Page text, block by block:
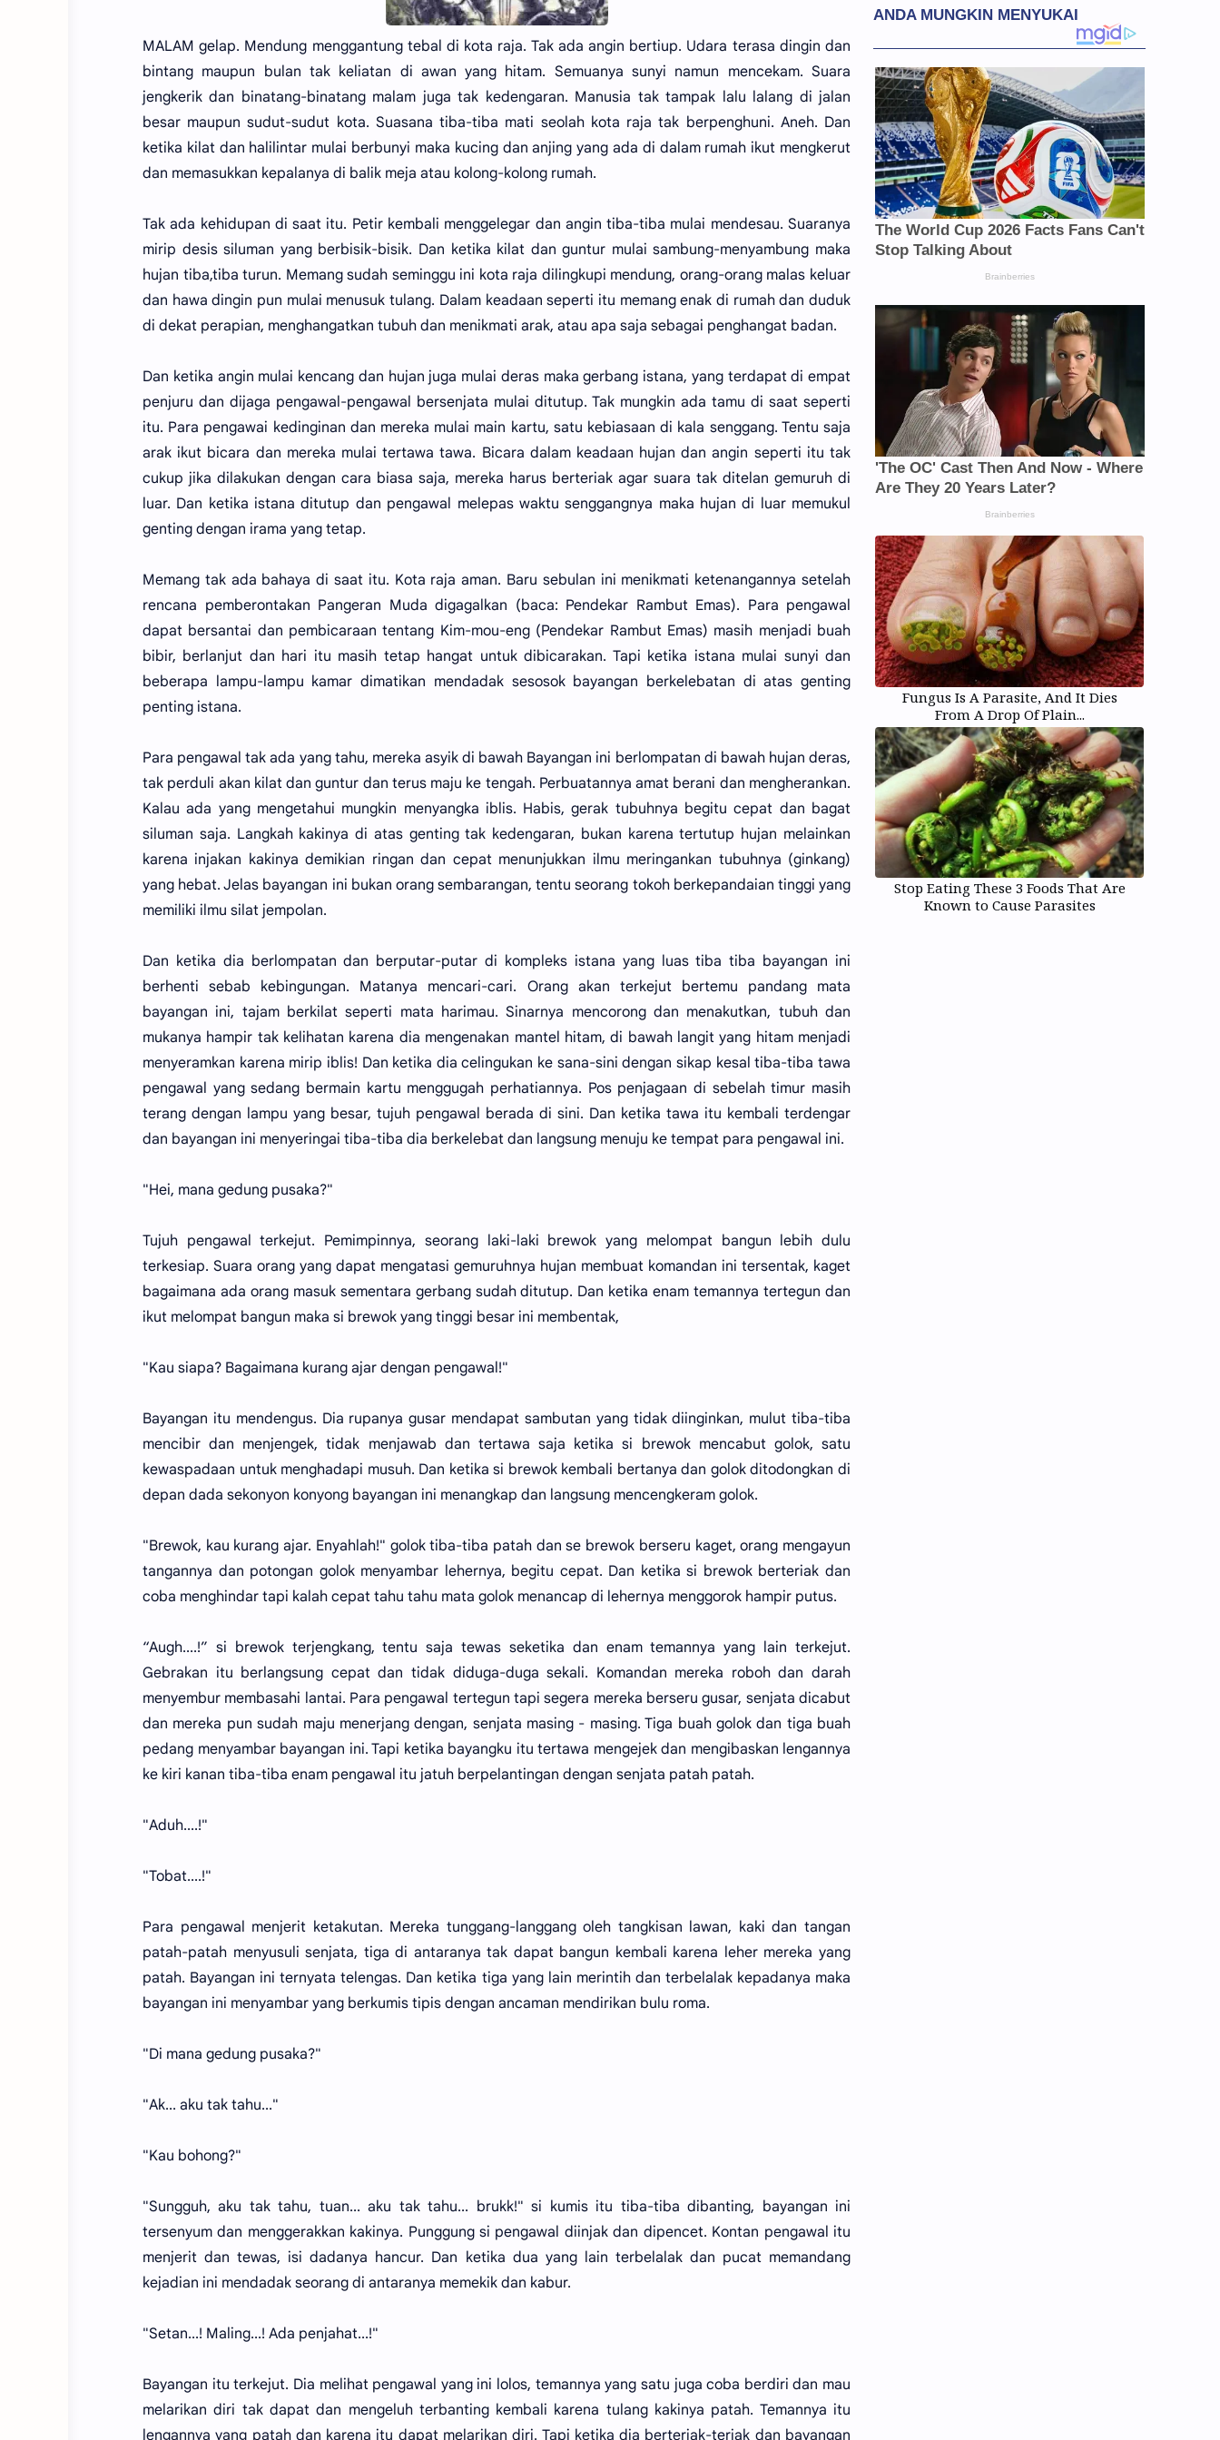
MALAM gelap. Mendung menggantung tebal di kota raja. Tak ada angin bertiup. Udara terasa dingin dan
bintang maupun bulan tak keliatan di awan yang hitam. Semuanya sunyi namun mencekam. Suara
jengkerik dan binatang-binatang malam juga tak kedengaran. Manusia tak tampak lalu lalang di jalan
besar maupun sudut-sudut kota. Suasana tiba-tiba mati seolah kota raja tak berpenghuni. Aneh. Dan
ketika kilat dan halilintar mulai berbunyi maka kucing dan anjing yang ada di dalam rumah ikut mengkerut
dan memasukkan kepalanya di balik meja atau kolong-kolong rumah.
Tak ada kehidupan di saat itu. Petir kembali menggelegar dan angin tiba-tiba mulai mendesau. Suaranya
mirip desis siluman yang berbisik-bisik. Dan ketika kilat dan guntur mulai sambung-menyambung maka
hujan tiba,tiba turun. Memang sudah seminggu ini kota raja dilingkupi mendung, orang-orang malas keluar
dan hawa dingin pun mulai menusuk tulang. Dalam keadaan seperti itu memang enak di rumah dan duduk
di dekat perapian, menghangatkan tubuh dan menikmati arak, atau apa saja sebagai penghangat badan.
Dan ketika angin mulai kencang dan hujan juga mulai deras maka gerbang istana, yang terdapat di empat
penjuru dan dijaga pengawal-pengawal bersenjata mulai ditutup. Tak mungkin ada tamu di saat seperti
itu. Para pengawai kedinginan dan mereka mulai main kartu, satu kebiasaan di kala senggang. Tentu saja
arak ikut bicara dan mereka mulai tertawa tawa. Bicara dalam keadaan hujan dan angin seperti itu tak
cukup jika dilakukan dengan cara biasa saja, mereka harus berteriak agar suara tak ditelan gemuruh di
luar. Dan ketika istana ditutup dan pengawal melepas waktu senggangnya maka hujan di luar memukul
genting dengan irama yang tetap.
Memang tak ada bahaya di saat itu. Kota raja aman. Baru sebulan ini menikmati ketenangannya setelah
rencana pemberontakan Pangeran Muda digagalkan (baca: Pendekar Rambut Emas). Para pengawal
dapat bersantai dan pembicaraan tentang Kim-mou-eng (Pendekar Rambut Emas) masih menjadi buah
bibir, berlanjut dan hari itu masih tetap hangat untuk dibicarakan. Tapi ketika istana mulai sunyi dan
beberapa lampu-lampu kamar dimatikan mendadak sesosok bayangan berkelebatan di atas genting
penting istana.
Para pengawal tak ada yang tahu, mereka asyik di bawah Bayangan ini berlompatan di bawah hujan deras,
tak perduli akan kilat dan guntur dan terus maju ke tengah. Perbuatannya amat berani dan mengherankan.
Kalau ada yang mengetahui mungkin menyangka iblis. Habis, gerak tubuhnya begitu cepat dan bagat
siluman saja. Langkah kakinya di atas genting tak kedengaran, bukan karena tertutup hujan melainkan
karena injakan kakinya demikian ringan dan cepat menunjukkan ilmu meringankan tubuhnya (ginkang)
yang hebat. Jelas bayangan ini bukan orang sembarangan, tentu seorang tokoh berkepandaian tinggi yang
memiliki ilmu silat jempolan.
Dan ketika dia berlompatan dan berputar-putar di kompleks istana yang luas tiba tiba bayangan ini
berhenti sebab kebingungan. Matanya mencari-cari. Orang akan terkejut bertemu pandang mata
bayangan ini, tajam berkilat seperti mata harimau. Sinarnya mencorong dan menakutkan, tubuh dan
mukanya hampir tak kelihatan karena dia mengenakan mantel hitam, di bawah langit yang hitam menjadi
menyeramkan karena mirip iblis! Dan ketika dia celingukan ke sana-sini dengan sikap kesal tiba-tiba tawa
pengawal yang sedang bermain kartu menggugah perhatiannya. Pos penjagaan di sebelah timur masih
terang dengan lampu yang besar, tujuh pengawal berada di sini. Dan ketika tawa itu kembali terdengar
dan bayangan ini menyeringai tiba-tiba dia berkelebat dan langsung menuju ke tempat para pengawal ini.
"Hei, mana gedung pusaka?"
Tujuh pengawal terkejut. Pemimpinnya, seorang laki-laki brewok yang melompat bangun lebih dulu
terkesiap. Suara orang yang dapat mengatasi gemuruhnya hujan membuat komandan ini tersentak, kaget
bagaimana ada orang masuk sementara gerbang sudah ditutup. Dan ketika enam temannya tertegun dan
ikut melompat bangun maka si brewok yang tinggi besar ini membentak,
"Kau siapa? Bagaimana kurang ajar dengan pengawal!"
Bayangan itu mendengus. Dia rupanya gusar mendapat sambutan yang tidak diinginkan, mulut tiba-tiba
mencibir dan menjengek, tidak menjawab dan tertawa saja ketika si brewok mencabut golok, satu
kewaspadaan untuk menghadapi musuh. Dan ketika si brewok kembali bertanya dan golok ditodongkan di
depan dada sekonyon konyong bayangan ini menangkap dan langsung mencengkeram golok.
"Brewok, kau kurang ajar. Enyahlah!" golok tiba-tiba patah dan se brewok berseru kaget, orang mengayun
tangannya dan potongan golok menyambar lehernya, begitu cepat. Dan ketika si brewok berteriak dan
coba menghindar tapi kalah cepat tahu tahu mata golok menancap di lehernya menggorok hampir putus.
“Augh....!” si brewok terjengkang, tentu saja tewas seketika dan enam temannya yang lain terkejut.
Gebrakan itu berlangsung cepat dan tidak diduga-duga sekali. Komandan mereka roboh dan darah
menyembur membasahi lantai. Para pengawal tertegun tapi segera mereka berseru gusar, senjata dicabut
dan mereka pun sudah maju menerjang dengan, senjata masing - masing. Tiga buah golok dan tiga buah
pedang menyambar bayangan ini. Tapi ketika bayangku itu tertawa mengejek dan mengibaskan lengannya
ke kiri kanan tiba-tiba enam pengawal itu jatuh berpelantingan dengan senjata patah patah.
"Aduh....!"
"Tobat....!"
Para pengawal menjerit ketakutan. Mereka tunggang-langgang oleh tangkisan lawan, kaki dan tangan
patah-patah menyusuli senjata, tiga di antaranya tak dapat bangun kembali karena leher mereka yang
patah. Bayangan ini ternyata telengas. Dan ketika tiga yang lain merintih dan terbelalak kepadanya maka
bayangan ini menyambar yang berkumis tipis dengan ancaman mendirikan bulu roma.
"Di mana gedung pusaka?"
"Ak... aku tak tahu..."
"Kau bohong?"
"Sungguh, aku tak tahu, tuan... aku tak tahu... brukk!" si kumis itu tiba-tiba dibanting, bayangan ini
tersenyum dan menggerakkan kakinya. Punggung si pengawal diinjak dan dipencet. Kontan pengawal itu
menjerit dan tewas, isi dadanya hancur. Dan ketika dua yang lain terbelalak dan pucat memandang
kejadian ini mendadak seorang di antaranya memekik dan kabur.
"Setan...! Maling...! Ada penjahat...!"
Bayangan itu terkejut. Dia melihat pengawal yang ini lolos, temannya yang satu juga coba berdiri dan mau
melarikan diri tak dapat dan mengeluh terbanting kembali karena tulang kakinya patah. Temannya itu
lengannya yang patah dan karena itu dapat melarikan diri. Tapi ketika dia berteriak-teriak dan bayangan
Fungus Is A Parasite, And It Dies
From A Drop Of Plain...
Stop Eating These 3 Foods That Are
Known to Cause Parasites